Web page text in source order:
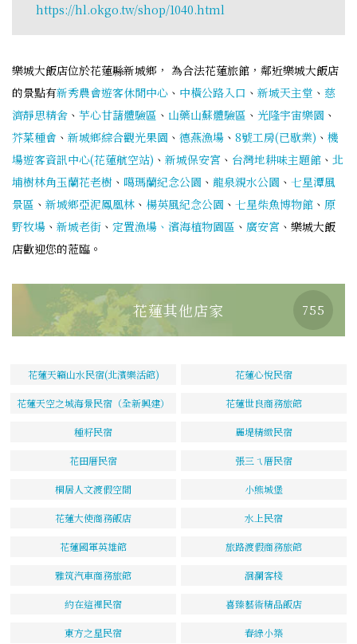
https://hl.okgo.tw/shop/1040.html
樂城大飯店位於花蓮縣新城鄉， 為合法花蓮旅館，鄰近樂城大飯店
的景點有新秀農會遊客休閒中心 、 中橫公路入口 、 新城天主堂 、 慈
濟靜思精舍 、 芋心甘藷體驗區 、 山藥山蘇體驗區 、 光隆宇宙樂園 、
芥菜種會 、 新城鄉綜合觀光果園 、 德燕漁場 、 8號工房(已歇業) 、 機
場遊客資訊中心(花蓮航空站) 、 新城保安宮 、 台灣地耕味主題館 、 北
埔樹林角玉蘭花老樹 、 噶瑪蘭紀念公園 、 龍泉親水公園 、 七星潭風
景區 、 新城鄉亞泥鳳凰林 、 楊英風紀念公園 、 七星柴魚博物館 、 原
野牧場 、 新城老街 、 定置漁場、濱海植物園區 、 廣安宮 、樂城大飯
店歡迎您的蒞臨。
花蓮其他店家 755
花蓮天籟山水民宿(北濱樂活館) 花蓮心悅民宿
花蓮天空之城海景民宿（全新興建） 花蓮世良商務旅館
種籽民宿 麗堤精緻民宿
花田厝民宿 張三ㄟ厝民宿
桐居人文渡假空間 小熊城堡
花蓮大使商務飯店 水上民宿
花蓮國軍英雄館 旅路渡假商務旅館
雅筑汽車商務旅館 洄瀾客棧
約在這裡民宿 喜臻藝術精品飯店
東方之星民宿 春綠小築